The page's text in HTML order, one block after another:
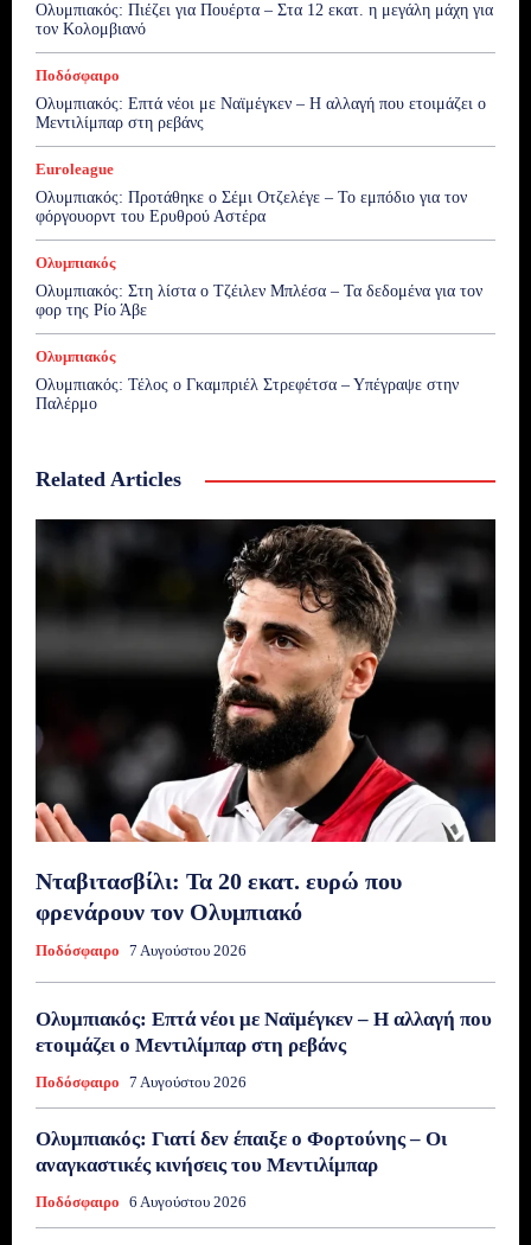
Ολυμπιακός: Πιέζει για Πουέρτα – Στα 12 εκατ. η μεγάλη μάχη για
τον Κολομβιανό
Ποδόσφαιρο
Ολυμπιακός: Επτά νέοι με Ναϊμέγκεν – Η αλλαγή που ετοιμάζει ο
Μεντιλίμπαρ στη ρεβάνς
Euroleague
Ολυμπιακός: Προτάθηκε ο Σέμι Οτζελέγε – Το εμπόδιο για τον
φόργουορντ του Ερυθρού Αστέρα
Ολυμπιακός
Ολυμπιακός: Στη λίστα ο Τζέιλεν Μπλέσα – Τα δεδομένα για τον
φορ της Ρίο Άβε
Ολυμπιακός
Ολυμπιακός: Τέλος ο Γκαμπριέλ Στρεφέτσα – Υπέγραψε στην
Παλέρμο
Related Articles
Νταβιτασβίλι: Τα 20 εκατ. ευρώ που
φρενάρουν τον Ολυμπιακό
Ποδόσφαιρο 7 Αυγούστου 2026
Ολυμπιακός: Επτά νέοι με Ναϊμέγκεν – Η αλλαγή που
ετοιμάζει ο Μεντιλίμπαρ στη ρεβάνς
Ποδόσφαιρο 7 Αυγούστου 2026
Ολυμπιακός: Γιατί δεν έπαιξε ο Φορτούνης – Οι
αναγκαστικές κινήσεις του Μεντιλίμπαρ
Ποδόσφαιρο 6 Αυγούστου 2026